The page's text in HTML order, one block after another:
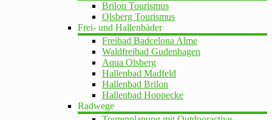
Brilon Tourismus
Olsberg Tourismus
Frei- und Hallenbäder
Freibad Badcelona Alme
Waldfreibad Gudenhagen
Aqua Olsberg
Hallenbad Madfeld
Hallenbad Brilon
Hallenbad Hoppecke
Radwege